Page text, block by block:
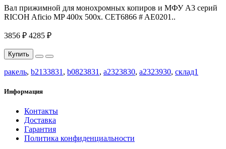
Вал прижимной для монохромных копиров и МФУ A3 серий
RICOH Aficio MP 400x 500x. CET6866 # AE0201..
3856 ₽ 4285 ₽
Купить
ракель, b2133831 , b0823831 , a2323830, a2323930, склад1
Информация
Контакты
Доставка
Гарантия
Политика конфиденциальности